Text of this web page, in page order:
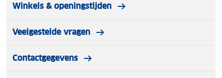
Winkels & openingstijden
Veelgestelde vragen
Contactgegevens